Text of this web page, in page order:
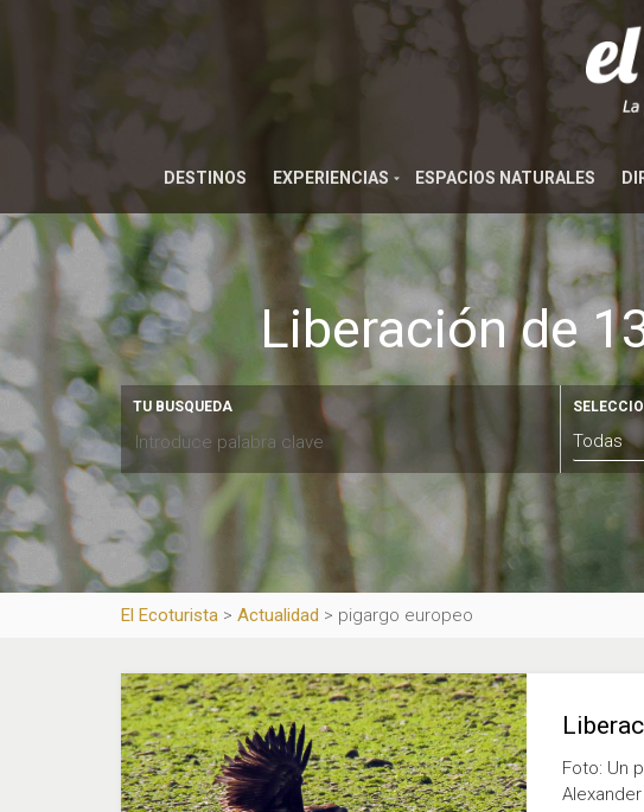
DESTINOS EXPERIENCIAS ESPACIOS NATURALES
Liberación de
TU BUSQUEDA
El Ecoturista > Actualidad > pigargo europeo
Foto: Un